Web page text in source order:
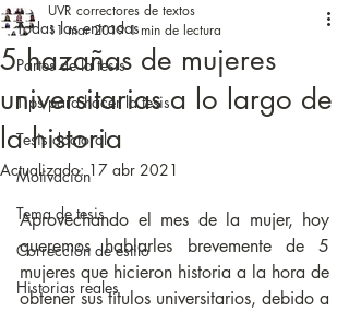
Todas las entradas
Partes de la tesis
Tips para hacer la tesis
Tesis doctoral
Motivación
Tema de tesis
Corrección de estilo
Historias reales
5 hazañas de mujeres
universitarias a lo largo de
la historia
UVR correctores de textos
11 mar 2019 1 min de lectura
Actualizado:17 abr 2021
Aprovechando el mes de la mujer, hoy
queremos hablarles brevemente de 5
mujeres que hicieron historia a la hora de
obtener sus títulos universitarios, debido a